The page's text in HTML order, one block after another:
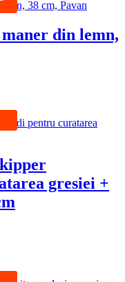
din lemn,
gresiei +